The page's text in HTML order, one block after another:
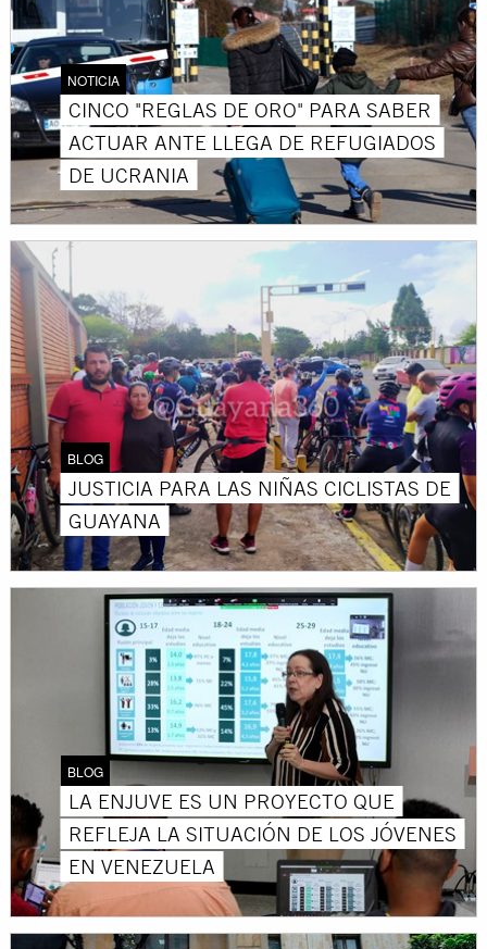
NOTICIA
CINCO "REGLAS DE ORO" PARA SABER
ACTUAR ANTE LLEGA DE REFUGIADOS
DE UCRANIA
BLOG
JUSTICIA PARA LAS NIÑAS CICLISTAS DE
GUAYANA
BLOG
LA ENJUVE ES UN PROYECTO QUE
REFLEJA LA SITUACIÓN DE LOS JÓVENES
EN VENEZUELA